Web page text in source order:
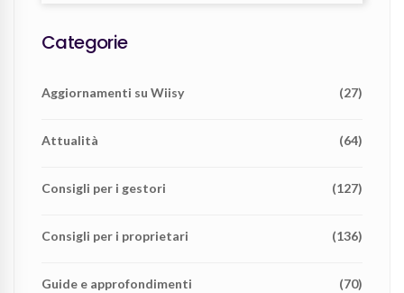
Categorie
Aggiornamenti su Wiisy (27)
Attualità (64)
Consigli per i gestori (127)
Consigli per i proprietari (136)
Guide e approfondimenti (70)